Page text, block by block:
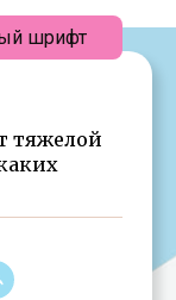
тяжелой
шрифт